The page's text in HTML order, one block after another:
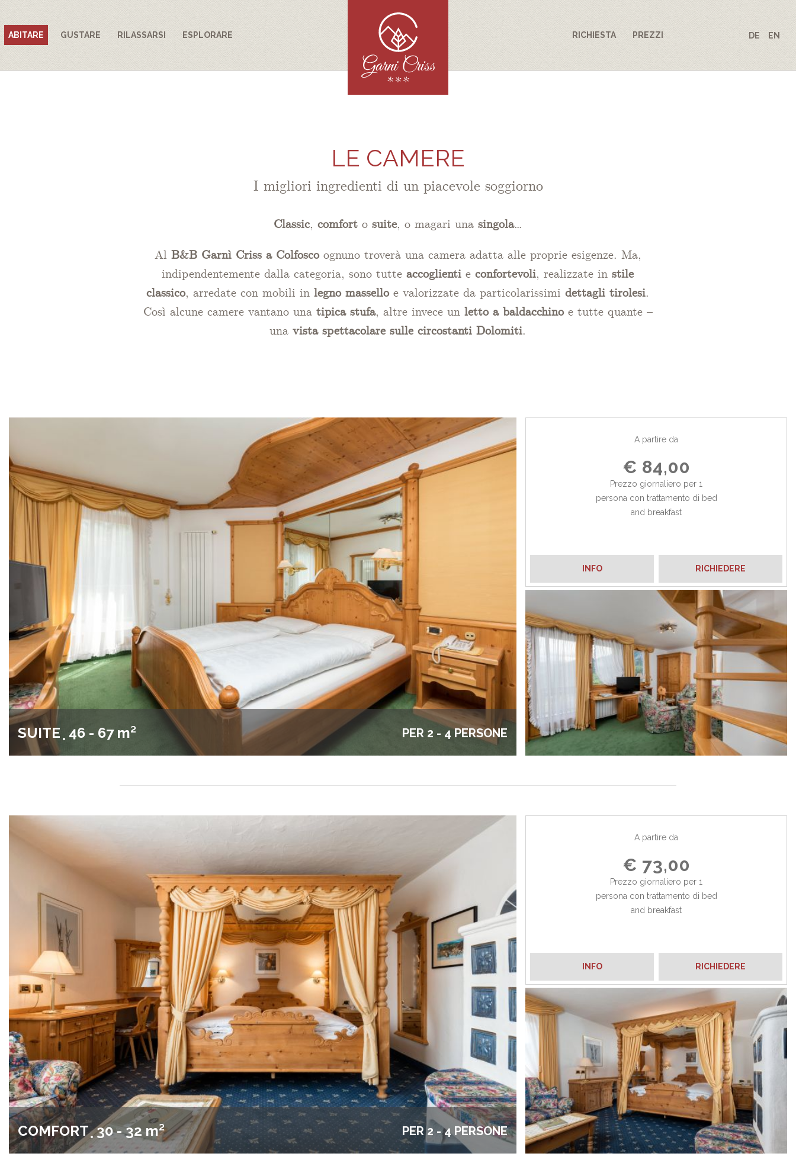
DE EN
ABITARE GUSTARE RILASSARSI ESPLORARE PREZZI
RICHIESTA
LE CAMERE
I migliori ingredienti di un piacevole soggiorno
Classic,comfort osuite, o magari unasingola…
Al B&B Garnì Criss a Colfosco ognuno troverà una camera adatta alle proprie esigenze. Ma,
indipendentemente dalla categoria, sono tutteaccoglienti econfortevoli, realizzate instile
classico, arredate con mobili inlegno masselloe valorizzate da particolarissimidettagli tirolesi.
Così alcune camere vantano una tipica stufa, altre invece un letto a baldacchinoe tutte quante –
unavista spettacolare sulle circostanti Dolomiti.
SUITE 46 - 67 m² PER 2 - 4 PERSONE
A partire da
€ 84,00
Prezzo giornaliero per 1
persona con trattamento di bed
and breakfast
INFO RICHIEDERE
COMFORT 30 - 32 m² PER 2 - 4 PERSONE
A partire da
€ 73,00
Prezzo giornaliero per 1
persona con trattamento di bed
and breakfast
INFO RICHIEDERE